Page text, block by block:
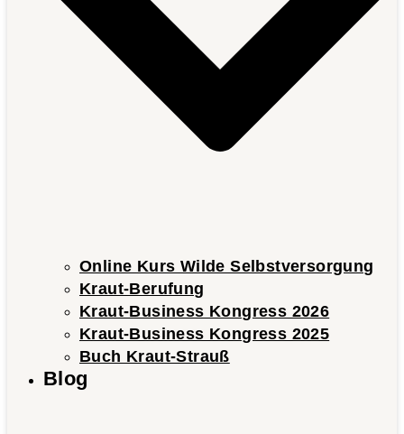
Online Kurs Wilde Selbstversorgung
Kraut-Berufung
Kraut-Business Kongress 2026
Kraut-Business Kongress 2025
Buch Kraut-Strauß
Blog